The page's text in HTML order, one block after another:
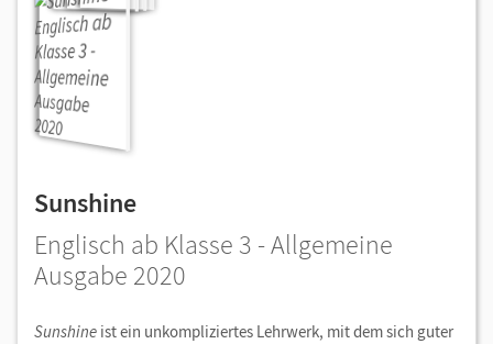
Sunshine
Englisch ab Klasse 3 - Allgemeine
Ausgabe 2020
Sunshine ist ein unkompliziertes Lehrwerk, mit dem sich guter